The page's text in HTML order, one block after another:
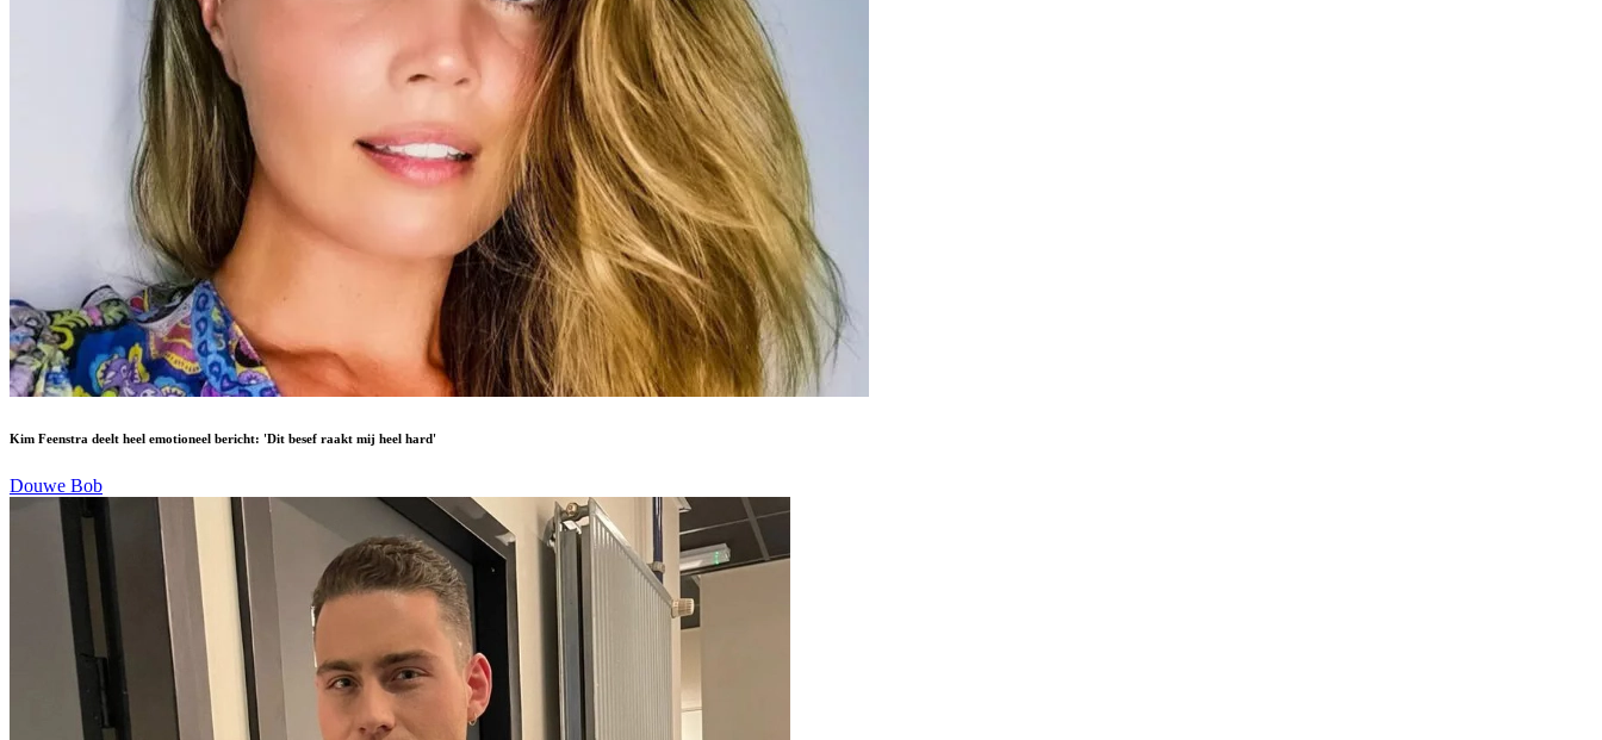
Kim Feenstra deelt heel emotioneel bericht: 'Dit besef raakt mij heel hard'
Douwe Bob